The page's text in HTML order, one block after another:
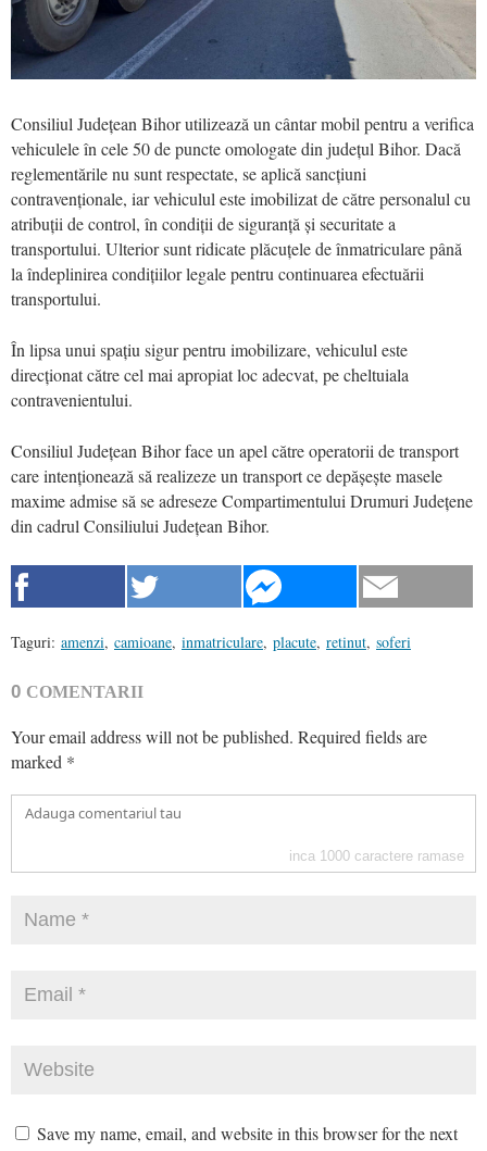
Consiliul Județean Bihor utilizează un cântar mobil pentru a verifica
vehiculele în cele 50 de puncte omologate din județul Bihor. Dacă
reglementările nu sunt respectate, se aplică sancțiuni
contravenționale, iar vehiculul este imobilizat de către personalul cu
atribuții de control, în condiții de siguranță și securitate a
transportului. Ulterior sunt ridicate plăcuțele de înmatriculare până
la îndeplinirea condițiilor legale pentru continuarea efectuării
transportului.
În lipsa unui spațiu sigur pentru imobilizare, vehiculul este
direcționat către cel mai apropiat loc adecvat, pe cheltuiala
contravenientului.
Consiliul Județean Bihor face un apel către operatorii de transport
care intenționează să realizeze un transport ce depășește masele
maxime admise să se adreseze Compartimentului Drumuri Județene
din cadrul Consiliului Județean Bihor.
Taguri: amenzi, camioane, inmatriculare, placute, retinut, soferi
0 COMENTARII
Your email address will not be published. Required fields are
marked *
inca 1000 caractere ramase
Save my name, email, and website in this browser for the next